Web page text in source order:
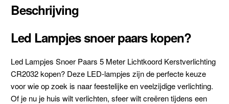
Beschrijving
Led Lampjes snoer paars kopen?
Led Lampjes Snoer Paars 5 Meter Lichtkoord Kerstverlichting
CR2032 kopen? Deze LED-lampjes zijn de perfecte keuze
voor wie op zoek is naar feestelijke en veelzijdige verlichting.
Of je nu je huis wilt verlichten, sfeer wilt creëren tijdens een